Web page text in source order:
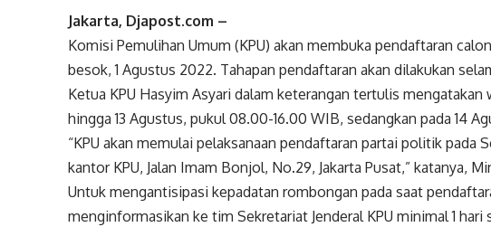
Jakarta, Djapost.com –
Komisi Pemulihan Umum (KPU) akan membuka pendaftaran
besok, 1 Agustus 2022. Tahapan pendaftaran akan dilakukan
Ketua KPU Hasyim Asyari dalam keterangan tertulis
hingga 13 Agustus, pukul 08.00-16.00 WIB, sedangkan pada 14
“KPU akan memulai pelaksanaan pendaftaran partai politik pada
kantor KPU, Jalan Imam Bonjol, No.29, Jakarta Pusat,” katanya,
Untuk mengantisipasi kepadatan rombongan pada saat
menginformasikan ke tim Sekretariat Jenderal KPU minimal 1 hari